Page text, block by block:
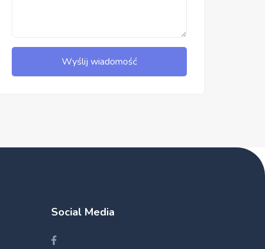
Wyślij wiadomość
Social Media